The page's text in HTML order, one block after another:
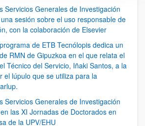
Servicios Generales de Investigación
sesión sobre el uso responsable de
con la colaboración de Elsevier
de ETB Tecnólopis dedica un
RMN de Gipuzkoa en el que relata el
Técnico del Servicio, Iñaki Santos, a la
el lúpulo que se utiliza para la
Servicios Generales de Investigación
las XI Jornadas de Doctorados en
de la UPV/EHU